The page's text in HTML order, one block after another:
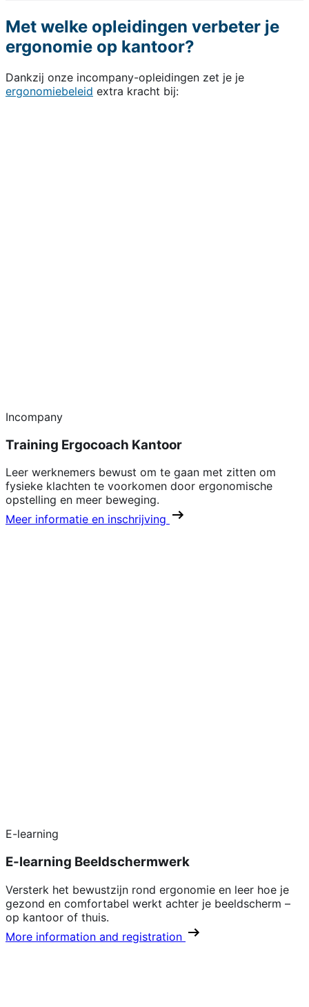
Met welke opleidingen verbeter je
ergonomie op kantoor?
Dankzij onze incompany-opleidingen zet je je
ergonomiebeleid extra kracht bij:
Incompany
Training Ergocoach Kantoor
Leer werknemers bewust om te gaan met zitten om
fysieke klachten te voorkomen door ergonomische
opstelling en meer beweging.
Meer informatie en inschrijving
E-learning
E-learning Beeldschermwerk
Versterk het bewustzijn rond ergonomie en leer hoe je
gezond en comfortabel werkt achter je beeldscherm –
op kantoor of thuis.
More information and registration